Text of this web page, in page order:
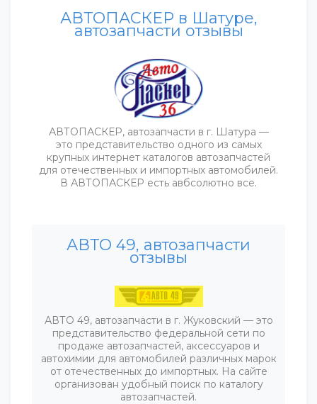
АВТОПАСКЕР в Шатуре,
автозапчасти отзывы
АВТОПАСКЕР, автозапчасти в г. Шатура —
это представительство одного из самых
крупных интернет каталогов автозапчастей
для отечественных и импортных автомобилей.
В АВТОПАСКЕР есть авбсолютно все.
АВТО 49, автозапчасти
отзывы
АВТО 49, автозапчасти в г. Жуковский — это
представительство федеральной сети по
продаже автозапчастей, аксессуаров и
автохимии для автомобилей различных марок
от отечественных до импортных. На сайте
организован удобный поиск по каталогу
автозапчастей.